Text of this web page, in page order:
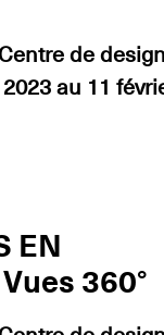
de
au 11
EN
360°